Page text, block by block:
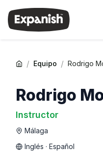
/ Equipo / Rodrigo
Rodrigo
Instructor
Málaga
Inglés · Español